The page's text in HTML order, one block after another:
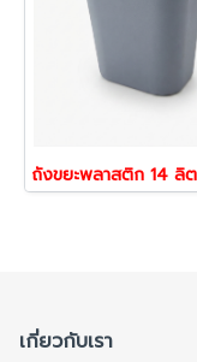
เกี่ยวกับเรา